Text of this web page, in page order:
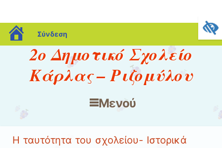
blogs.sch.gr
Σύνδεση
2ο Δημοτικό Σχολείο
Κάρλας – Ριζομύλου
Μενού
Μετάβαση στο περιεχόμενο
Η ταυτότητα του σχολείου- Ιστορικά